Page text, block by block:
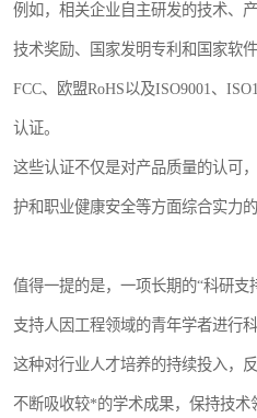
例如，相关企业自主研发的技术、
技术奖励、国家发明专利和国家软
FCC、欧盟RoHS以及ISO9001、
认证。
这些认证不仅是对产品质量的认可
护和职业健康安全等方面综合实力的
值得一提的是，一项长期的“科研支
支持人因工程领域的青年学者进行科
这种对行业人才培养的持续投入，
不断吸收较*的学术成果，保持技术